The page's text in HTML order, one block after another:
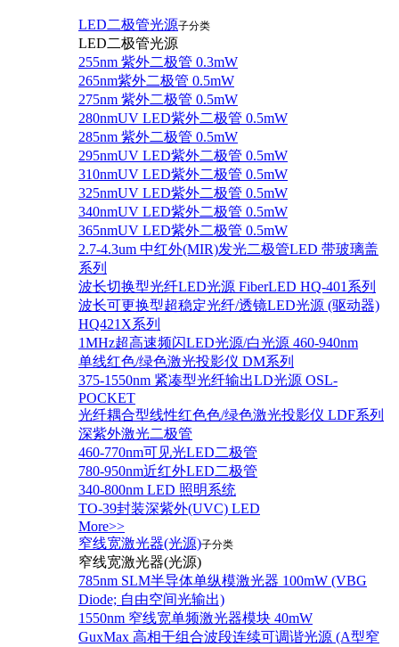
LED二极管光源子分类
LED二极管光源
255nm 紫外二极管 0.3mW
265nm紫外二极管 0.5mW
275nm 紫外二极管 0.5mW
280nmUV LED紫外二极管 0.5mW
285nm 紫外二极管 0.5mW
295nmUV LED紫外二极管 0.5mW
310nmUV LED紫外二极管 0.5mW
325nmUV LED紫外二极管 0.5mW
340nmUV LED紫外二极管 0.5mW
365nmUV LED紫外二极管 0.5mW
2.7-4.3um 中红外(MIR)发光二极管LED 带玻璃盖
系列
波长切换型光纤LED光源 FiberLED HQ-401系列
波长可更换型超稳定光纤/透镜LED光源 (驱动器)
HQ421X系列
1MHz超高速频闪LED光源/白光源 460-940nm
单线红色/绿色激光投影仪 DM系列
375-1550nm 紧凑型光纤输出LD光源 OSL-
POCKET
光纤耦合型线性红色色/绿色激光投影仪 LDF系列
深紫外激光二极管
460-770nm可见光LED二极管
780-950nm近红外LED二极管
340-800nm LED 照明系统
TO-39封装深紫外(UVC) LED
More>>
窄线宽激光器(光源)子分类
窄线宽激光器(光源)
785nm SLM半导体单纵模激光器 100mW (VBG
Diode; 自由空间光输出)
1550nm 窄线宽单频激光器模块 40mW
GuxMax 高相干组合波段连续可调谐光源 (A型窄